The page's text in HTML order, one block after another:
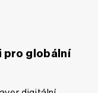
pro globální